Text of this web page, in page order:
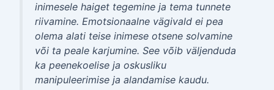
inimesele haiget tegemine ja tema tunnete
riivamine. Emotsionaalne vägivald ei pea
olema alati teise inimese otsene solvamine
või ta peale karjumine. See võib väljenduda
ka peenekoelise ja oskusliku
manipuleerimise ja alandamise kaudu.